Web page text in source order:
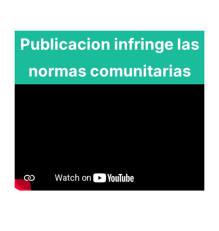
Publicacion infringe las
normas comunitarias